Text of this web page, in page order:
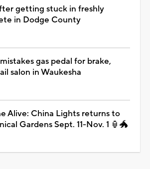
getting stuck in freshly
in Dodge County
gas pedal for brake,
salon in Waukesha
Alive: China Lights returns to
Gardens Sept. 11-Nov. 1 🏮🐲